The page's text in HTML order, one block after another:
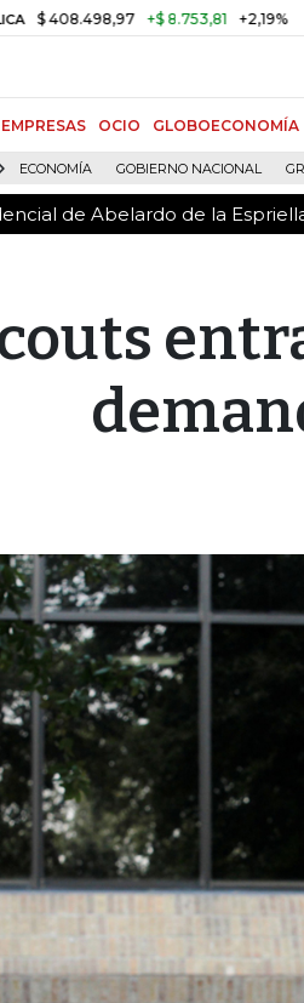
+$ 8.753,81 +2,19% TASA
EMPRESAS OCIO GLOBOECONOMÍA
ECONOMÍA GOBIERNO NACIONAL
de Abelardo de la
de Abelardo de la Espriella